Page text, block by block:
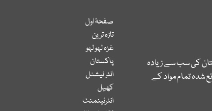
کی سب سے زیادہ
شدہ تمام مواد کے
صفحۂ اول
تازہ ترین
غزہ لہو لہو
پاکستان
انٹر نیشنل
کھیل
انٹرٹینمنٹ